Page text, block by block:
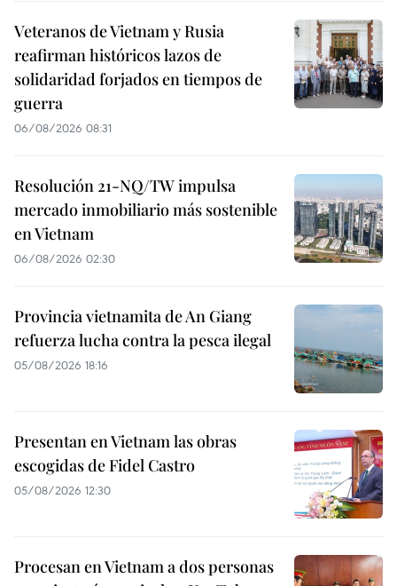
Veteranos de Vietnam y Rusia
reafirman históricos lazos de
solidaridad forjados en tiempos de
guerra
06/08/2026 08:31
Resolución 21-NQ/TW impulsa
mercado inmobiliario más sostenible
en Vietnam
06/08/2026 02:30
Provincia vietnamita de An Giang
refuerza lucha contra la pesca ilegal
05/08/2026 18:16
Presentan en Vietnam las obras
escogidas de Fidel Castro
05/08/2026 12:30
Procesan en Vietnam a dos personas